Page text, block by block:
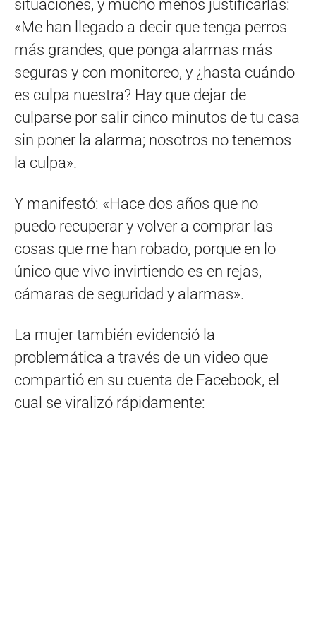
situaciones, y mucho menos justificarlas:
«Me han llegado a decir que tenga perros
más grandes, que ponga alarmas más
seguras y con monitoreo, y ¿hasta cuándo
es culpa nuestra? Hay que dejar de
culparse por salir cinco minutos de tu casa
sin poner la alarma; nosotros no tenemos
la culpa».
Y manifestó: «Hace dos años que no
puedo recuperar y volver a comprar las
cosas que me han robado, porque en lo
único que vivo invirtiendo es en rejas,
cámaras de seguridad y alarmas».
La mujer también evidenció la
problemática a través de un video que
compartió en su cuenta de Facebook, el
cual se viralizó rápidamente: